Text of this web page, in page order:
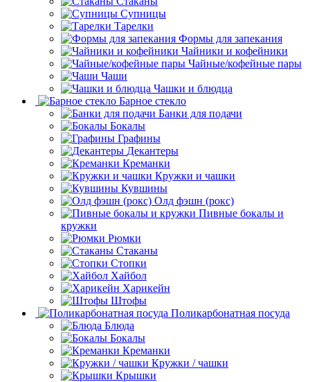
Супницы
Тарелки
Формы для запекания
Чайники и кофейники
Чайные/кофейные пары
Чаши
Чашки и блюдца
Барное стекло
Банки для подачи
Бокалы
Графины
Декантеры
Креманки
Кружки и чашки
Кувшины
Олд фэшн (рокс)
Пивные бокалы и
кружки
Рюмки
Стаканы
Стопки
Хайбол
Харикейн
Штофы
Поликарбонатная посуда
Блюда
Бокалы
Креманки
Кружки / чашки
Крышки